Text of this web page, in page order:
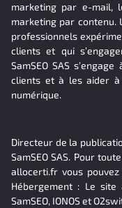
marketing par e-mail,
marketing par contenu.
professionnels
clients et qui
SamSEO SAS
clients et à les aider
numérique.
Directeur de la
SamSEO SAS. Pour
allocerti.fr vous
Hébergement : Le
SamSEO, IONOS et